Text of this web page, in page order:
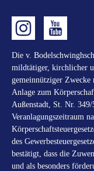
Die v.
mildtätiger, kirchlicher
gemeinnütziger Zwecke
Anlage zum
Außenstadt, St. Nr.
Veranlagungszeitraum
des
bestätigt, dass die
und als besonders